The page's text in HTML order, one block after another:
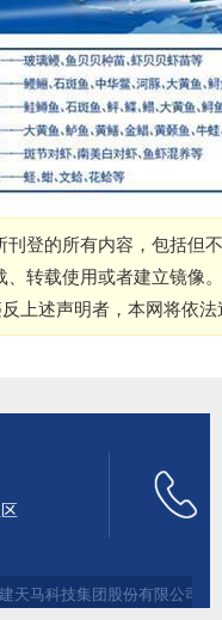
刊登的所有内容，包括但
转载使用或者建立镜像
上述声明者，本网将依
天马科技集团股份有限公司